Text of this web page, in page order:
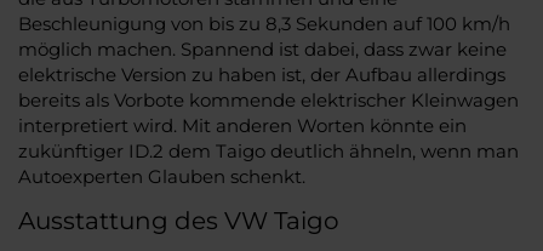
Beschleunigung von bis zu 8,3 Sekunden auf 100 km/h
möglich machen. Spannend ist dabei, dass zwar keine
elektrische Version zu haben ist, der Aufbau allerdings
bereits als Vorbote kommende elektrischer Kleinwagen
interpretiert wird. Mit anderen Worten könnte ein
zukünftiger ID.2 dem Taigo deutlich ähneln, wenn man
Autoexperten Glauben schenkt.
Ausstattung des VW Taigo